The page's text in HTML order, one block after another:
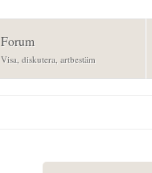
Forum
Visa, diskutera, artbestäm